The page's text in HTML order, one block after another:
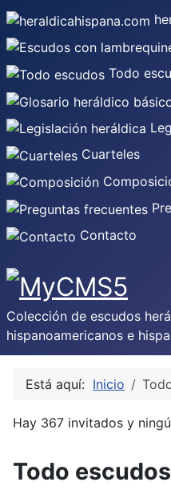
Todo
Cuarteles
Contacto
Colección de escudos
hispanoamericanos e
Está aquí: Inicio
Hay 367 invitados y
Todo escudos